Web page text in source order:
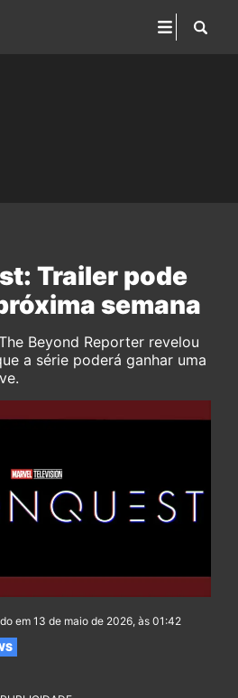
Trailer pode
semana
Beyond Reporter revelou
a série poderá ganhar uma
em 13 de maio de 2026, às 01:42